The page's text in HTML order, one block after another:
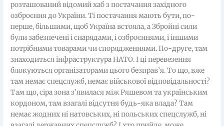
розташований відомий хаб з постачання західного
озброєння до України. Ті постачання мають бути, по-
перше, більшими, щоб Україна встояла, а Збройні сили
були забезпечені і снарядами, і озброєннями, і іншими
потрібними товарами чи спорядженнями. По-друге, там
знаходиться інфраструктура НАТО. І ці перевезення
блокуються організаторами цього безправ’я. То що, вже
там немає спецслужб, немає військової відповідальності?
Там що, сіра зона з’явилася між Ряшевом та українським
кордоном, там взагалі відсутня будь-яка влада? Там
немає жодних ні натовських, ні польських спецслужб, ні